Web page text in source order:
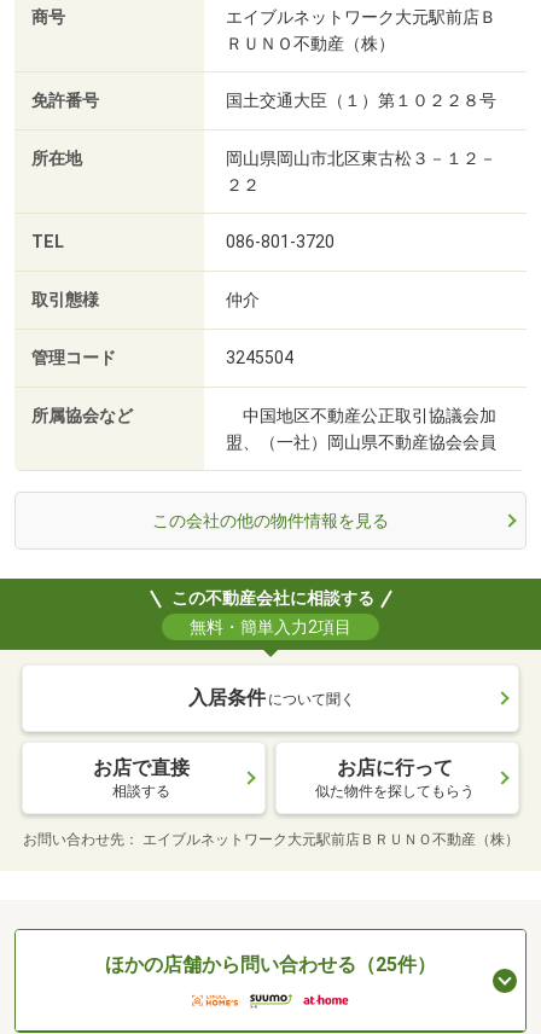
商号
エイブルネットワーク大元駅前店Ｂ
ＲＵＮＯ不動産（株）
免許番号 国土交通大臣（１）第１０２２８号
所在地
岡山県岡山市北区東古松３－１２－
２２
TEL 086-801-3720
取引態様 仲介
管理コード 3245504
所属協会など
中国地区不動産公正取引協議会加
盟、（一社）岡山県不動産協会会員
この会社の他の物件情報を見る
この不動産会社に相談する
無料・簡単入力2項目
入居条件 について聞く
お店で直接
相談する
お店に行って
似た物件を探してもらう
お問い合わせ先 エイブルネットワーク大元駅前店ＢＲＵＮＯ不動産（株）
ほかの店舗から問い合わせる（25件）